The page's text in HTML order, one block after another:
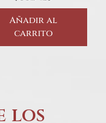
Añadir al
carrito
los